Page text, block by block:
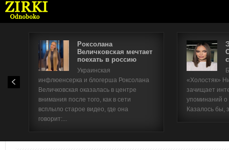
Роксолана
Величковская мечтает
поехать в россию
Украинская
инфлюенсерка и блогерша Роксолана
Величковская оказалась в центре
внимания после того, как в сети
всплыло старое видео, где она
говорит:...
«Холостяк»
зачищает
упоминаний
Казалось бы,
Имя